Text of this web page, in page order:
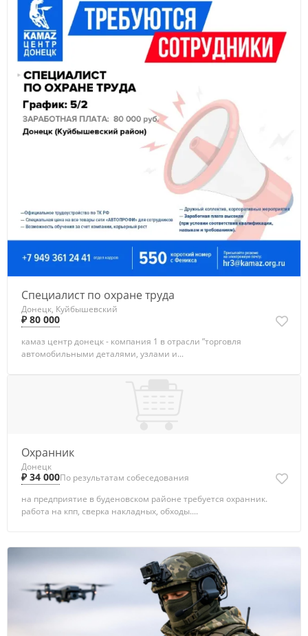
Специалист по охране труда
Донецк, Куйбышевский
₽ 80 000
камаз центр донецк - компания 1 в отрасли ”торговля
автомобильными деталями, узлами и...
Охранник
Донецк
₽ 34 000По результатам собеседования
на предприятие в буденовском районе требуется охранник.
работа на кпп, сверка накладных, обходы....